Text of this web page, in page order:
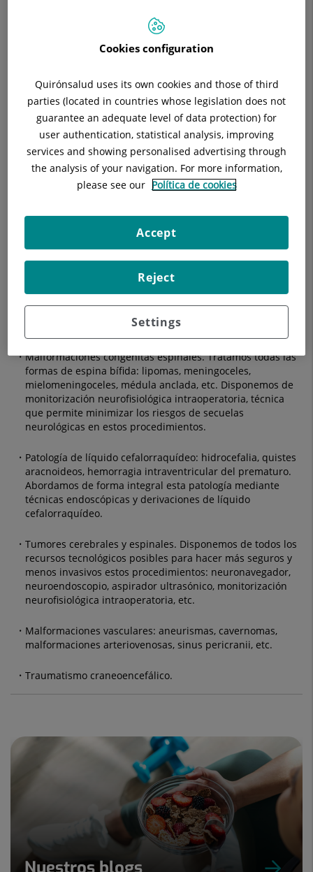
Descripción Equipo Médico
En el equipo de Neurocirugía Barcelona contamos con los
doctores Antonio Guillén y Patricia Puerta para cubrir la
especialidad de neurocirugía pediátrica. La reconocida
experiencia nuestros profesionales junto a los últimos
todas las enfermedades del sistema nervioso que afectan a
los niños, desde el periodo neonatal hasta la adolescencia.
Dentro de nuestra cartera de servicios incluimos:
Craneosinostosis y otras malformaciones craneofaciales
congénitas. Realizamos cirugía abierta y endoscópica
mínimamente invasiva, tratando de forma individualizada
Malformaciones congénitas espinales. Tratamos todas las
formas de espina bífida: lipomas, meningoceles,
mielomeningoceles, médula anclada, etc. Disponemos de
monitorización neurofisiológica intraoperatoria, técnica
que permite minimizar los riesgos de secuelas
neurológicas en estos procedimientos.
Patología de líquido cefalorraquídeo: hidrocefalia, quistes
aracnoideos, hemorragia intraventricular del prematuro.
Abordamos de forma integral esta patología mediante
técnicas endoscópicas y derivaciones de líquido
cefalorraquídeo.
Tumores cerebrales y espinales. Disponemos de todos los
recursos tecnológicos posibles para hacer más seguros y
menos invasivos estos procedimientos: neuronavegador,
neuroendoscopio, aspirador ultrasónico, monitorización
neurofisiológica intraoperatoria, etc.
Malformaciones vasculares: aneurismas, cavernomas,
malformaciones arteriovenosas, sinus pericranii, etc.
Traumatismo craneoencefálico.
Cookies configuration
Quirónsalud uses its own cookies and those of third
parties (located in countries whose legislation does not
guarantee an adequate level of data protection) for
user authentication, statistical analysis, improving
services and showing personalised advertising through
the analysis of your navigation. For more information,
please see our Política de cookies
Settings
Reject
Accept